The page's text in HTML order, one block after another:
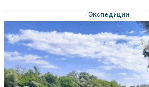
Экспедиции